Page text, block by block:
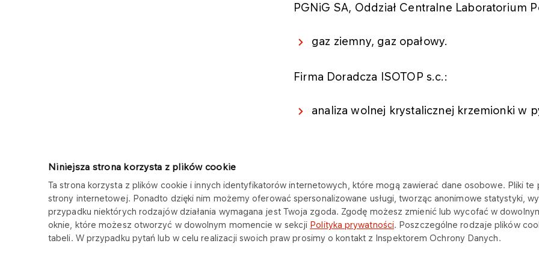
Niniejsza strona korzysta z plików cookie
Ta strona korzysta z plików cookie i innych identyfikatorów internetowych, które mogą zawierać dane osobowe. Pliki
strony internetowej. Ponadto dzięki nim możemy oferować spersonalizowane usługi, tworząc anonimowe statystyki,
przypadku niektórych rodzajów działania wymagana jest Twoja zgoda. Zgodę możesz zmienić lub wycofać w
oknie, które możesz otworzyć w dowolnym momencie w sekcji Polityka prywatności. Poszczególne rodzaje plików
tabeli. W przypadku pytań lub w celu realizacji swoich praw prosimy o kontakt z Inspektorem Ochrony Danych.
PGNiG SA, Oddział Centralne Laboratorium
gaz ziemny, gaz opałowy.
Firma Doradcza ISOTOP s.c.:
analiza wolnej krystalicznej krzemionki w
ORLEN LABORATORIUM
Copyright © 2025
NA SKRÓTY
Dokumenty Kontakt